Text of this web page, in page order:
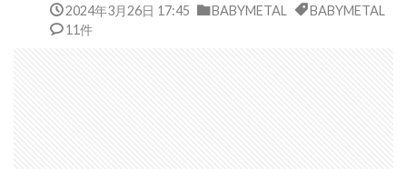
2024年3月26日 17:45 BABYMETAL
BABYMETAL
11件